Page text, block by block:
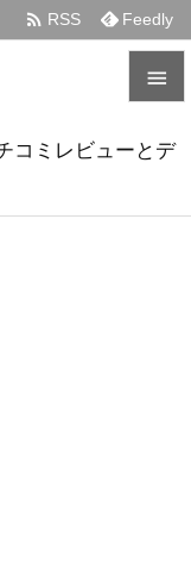
コミレビューとデ

メニュ
 RSS Feedly